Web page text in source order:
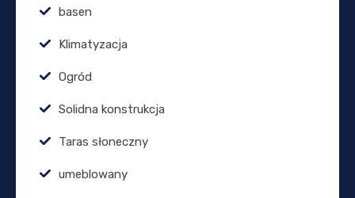
basen
Klimatyzacja
Ogród
Solidna konstrukcja
Taras słoneczny
umeblowany